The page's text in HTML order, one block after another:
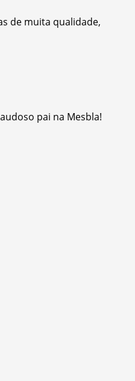
de muita qualidade,
pai na Mesbla!